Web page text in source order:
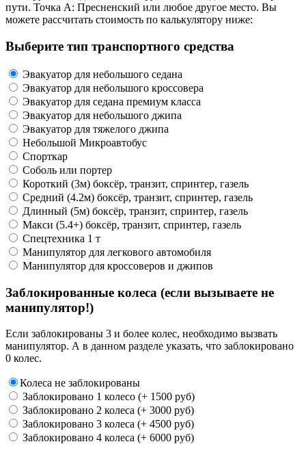
пути. Точка А: Пресненский или любое другое место. Вы
можете рассчитать стоимость по калькулятору ниже:
Выберите тип транспортного средства
Эвакуатор для небольшого седана
Эвакуатор для небольшого кроссовера
Эвакуатор для седана премиум класса
Эвакуатор для небольшого джипа
Эвакуатор для тяжелого джипа
Небольшой Микроавтобус
Спорткар
Соболь или портер
Короткий (3м) боксёр, транзит, спринтер, газель
Средний (4.2м) боксёр, транзит, спринтер, газель
Длинный (5м) боксёр, транзит, спринтер, газель
Макси (5.4+) боксёр, транзит, спринтер, газель
Спецтехника 1 т
Манипулятор для легкового автомобиля
Манипулятор для кроссоверов и джипов
Заблокированные колеса (если вызываете не
манипулятор!)
Если заблокированы 3 и более колес, необходимо вызвать
манипулятор. А в данном разделе указать, что заблокировано
0 колес.
Колеса не заблокированы
Заблокировано 1 колесо (+ 1500 руб)
Заблокировано 2 колеса (+ 3000 руб)
Заблокировано 3 колеса (+ 4500 руб)
Заблокировано 4 колеса (+ 6000 руб)